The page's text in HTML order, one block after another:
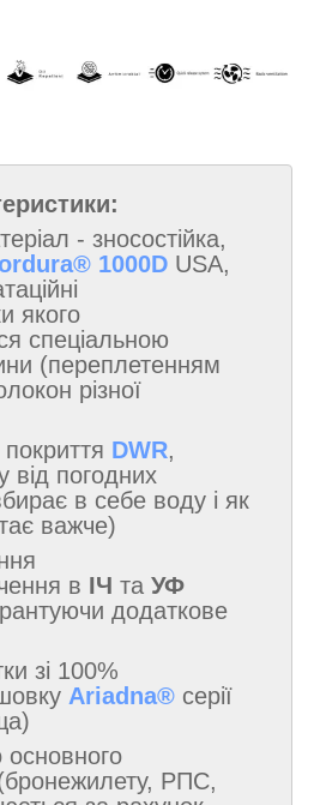
- зносостійка,
1000D USA,
якого
спеціальною
(переплетенням
різної
покриття DWR,
від погодних
в себе воду і як
важче)
в ІЧ та УФ
додаткове
зі 100%
Ariadna® серії
основного
РПС,